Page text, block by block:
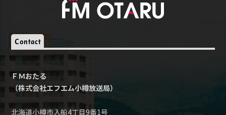
Contact
ＦＭおたる
（株式会社エフエム小樽放送局）
北海道小樽市入船4丁目9番1号